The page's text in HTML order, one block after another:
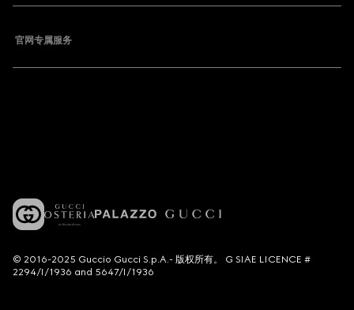
官网专属服务
© 2016-2025 Guccio Gucci S.p.A.- 版权所有。 G SIAE LICENCE #
2294/I/1936 and 5647/I/1936